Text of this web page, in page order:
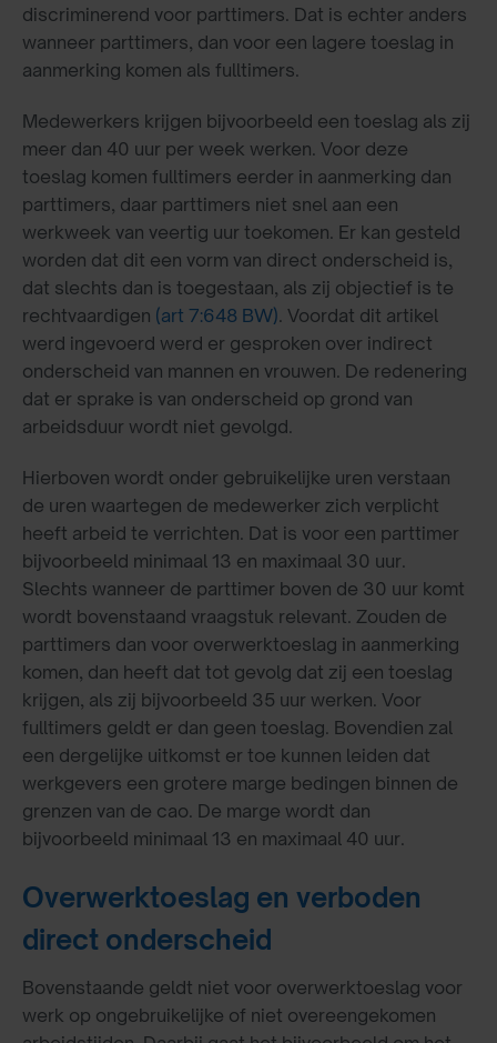
discriminerend voor parttimers. Dat is echter anders
wanneer parttimers, dan voor een lagere toeslag in
aanmerking komen als fulltimers.
Medewerkers krijgen bijvoorbeeld een toeslag als zij
meer dan 40 uur per week werken. Voor deze
toeslag komen fulltimers eerder in aanmerking dan
parttimers, daar parttimers niet snel aan een
werkweek van veertig uur toekomen. Er kan gesteld
worden dat dit een vorm van direct onderscheid is,
dat slechts dan is toegestaan, als zij objectief is te
rechtvaardigen (art 7:648 BW). Voordat dit artikel
werd ingevoerd werd er gesproken over indirect
onderscheid van mannen en vrouwen. De redenering
dat er sprake is van onderscheid op grond van
arbeidsduur wordt niet gevolgd.
Hierboven wordt onder gebruikelijke uren verstaan
de uren waartegen de medewerker zich verplicht
heeft arbeid te verrichten. Dat is voor een parttimer
bijvoorbeeld minimaal 13 en maximaal 30 uur.
Slechts wanneer de parttimer boven de 30 uur komt
wordt bovenstaand vraagstuk relevant. Zouden de
parttimers dan voor overwerktoeslag in aanmerking
komen, dan heeft dat tot gevolg dat zij een toeslag
krijgen, als zij bijvoorbeeld 35 uur werken. Voor
fulltimers geldt er dan geen toeslag. Bovendien zal
een dergelijke uitkomst er toe kunnen leiden dat
werkgevers een grotere marge bedingen binnen de
grenzen van de cao. De marge wordt dan
bijvoorbeeld minimaal 13 en maximaal 40 uur.
Overwerktoeslag en verboden
direct onderscheid
Bovenstaande geldt niet voor overwerktoeslag voor
werk op ongebruikelijke of niet overeengekomen